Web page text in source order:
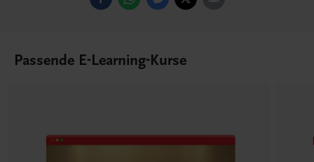
Passende E-Learning-Kurse